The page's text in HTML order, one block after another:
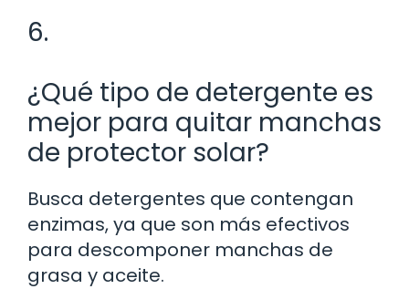
6.
¿Qué tipo de detergente es
mejor para quitar manchas
de protector solar?
Busca detergentes que contengan
enzimas, ya que son más efectivos
para descomponer manchas de
grasa y aceite.